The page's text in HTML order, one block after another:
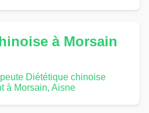
à Morsain
Diététique chinoise
à Morsain, Aisne